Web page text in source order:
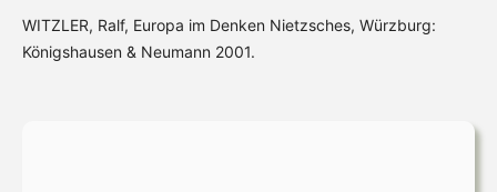
WITZLER, Ralf, Europa im Denken Nietzsches, Würzburg:
Königshausen & Neumann 2001.